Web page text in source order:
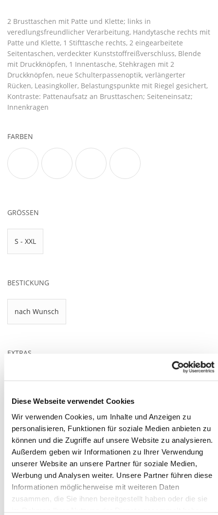
Diese Webseite verwendet Cookies
Wir verwenden Cookies, um Inhalte und Anzeigen zu
personalisieren, Funktionen für soziale Medien anbieten zu
können und die Zugriffe auf unsere Website zu analysieren.
Außerdem geben wir Informationen zu Ihrer Verwendung
unserer Website an unsere Partner für soziale Medien,
Werbung und Analysen weiter. Unsere Partner führen diese
Informationen möglicherweise mit weiteren Daten
zusammen, die Sie ihnen bereitgestellt haben oder die sie
2 Brusttaschen mit Patte und Klette; links in
veredlungsfreundlicher Verarbeitung, Handytasche rechts mit
Patte und Klette, 1 Stifttasche rechts, 2 eingearbeitete
Seitentaschen, verdeckter Kunststoffreißverschluss, Blende
mit Druckknöpfen, 1 Innentasche, Stehkragen mit 2
Druckknöpfen, neue Schulterpassenoptik, verlängerter
Rücken, Leasingkoller, Belastungspunkte mit Riegel gesichert,
Kontraste: Pattenaufsatz an Brusttaschen; Seiteneinsatz;
Innenkragen
FARBEN
GRÖSSEN
S - XXL
BESTICKUNG
nach Wunsch
EXTRAS
HERSTELLERANGABEN GEMÄSS GPSR
Unverbindlich anfragen
Mehr aus der Kategorie Workwear